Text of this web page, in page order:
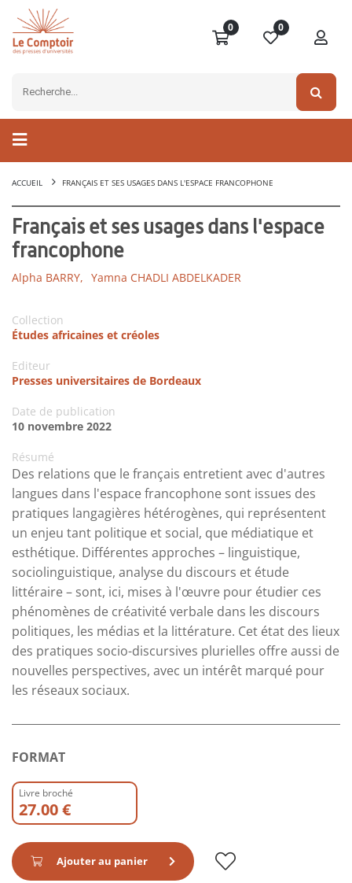
0 0
ACCUEIL FRANÇAIS ET SES USAGES DANS L'ESPACE FRANCOPHONE
Français et ses usages dans l'espace
francophone
Alpha BARRY, Yamna CHADLI ABDELKADER
Collection
Études africaines et créoles
Editeur
Presses universitaires de Bordeaux
Date de publication
10 novembre 2022
Résumé
Des relations que le français entretient avec d'autres
langues dans l'espace francophone sont issues des
pratiques langagières hétérogènes, qui représentent
un enjeu tant politique et social, que médiatique et
esthétique. Différentes approches – linguistique,
sociolinguistique, analyse du discours et étude
littéraire – sont, ici, mises à l'œuvre pour étudier ces
phénomènes de créativité verbale dans les discours
politiques, les médias et la littérature. Cet état des lieux
des pratiques socio-discursives plurielles offre aussi de
nouvelles perspectives, avec un intérêt marqué pour
les réseaux sociaux.
FORMAT
Livre broché
27.00 €
Ajouter au panier